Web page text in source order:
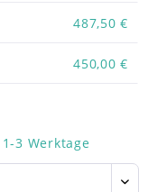
487,50 €
450,00 €
3 Werktage